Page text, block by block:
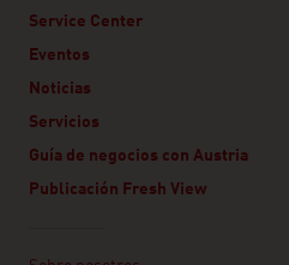
Service Center
Eventos
Noticias
Servicios
Guía de negocios con Austria
Publicación Fresh View